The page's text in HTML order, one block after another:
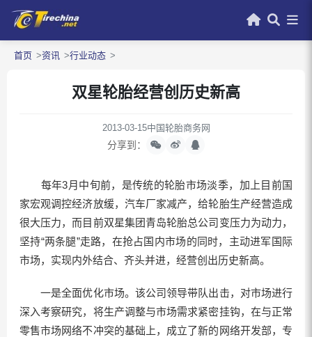
首页 资讯 行业动态
双星轮胎经营创历史新高
2013-03-15中国轮胎商务网
分享到：
每年3月中旬前，是传统的轮胎市场淡季，加上目前国
家宏观调控经济放缓，汽车厂家减产，给轮胎生产经营造成
很大压力，而目前双星集团青岛轮胎总公司变压力为动力，
坚持“两条腿”走路，在抢占国内市场的同时，主动进军国际
市场，实现内外结合、齐头并进，经营创出历史新高。
一是全面优化市场。该公司领导带队出击，对市场进行
深入考察研究，将生产调整与市场需求紧密挂钩，在与正常
零售市场网络不冲突的基础上，成立了新的网络开发部，专